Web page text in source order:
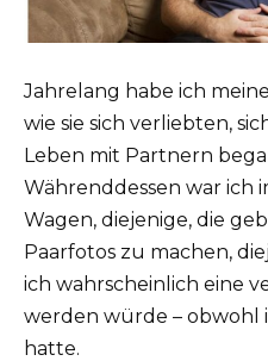
Jahrelang habe ich
wie sie sich verliebten,
Leben mit Partnern
Währenddessen war ich
Wagen, diejenige, die
Paarfotos zu machen,
ich wahrscheinlich eine
werden würde – obwohl
hatte.